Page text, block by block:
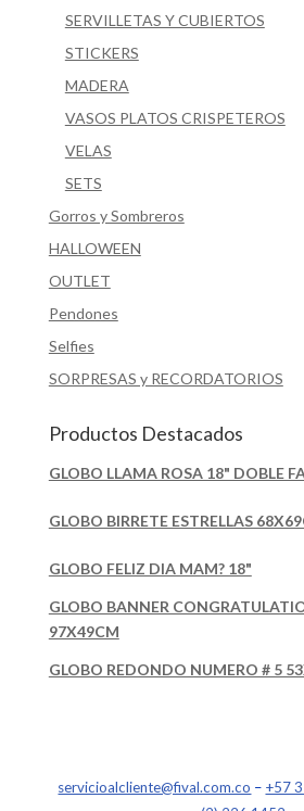
SERVILLETAS Y CUBIERTOS
STICKERS
MADERA
VASOS PLATOS CRISPETEROS
VELAS
SETS
Gorros y Sombreros
HALLOWEEN
OUTLET
Pendones
Selfies
SORPRESAS y RECORDATORIOS
Productos Destacados
GLOBO LLAMA ROSA 18" DOBLE
GLOBO BIRRETE ESTRELLAS
GLOBO FELIZ DIA MAM? 18"
GLOBO BANNER
97X49CM
GLOBO REDONDO NUMERO # 5
servicioalcliente@fival.com.co – +57